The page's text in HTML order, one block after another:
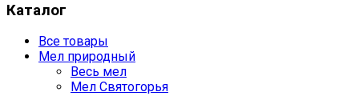
Каталог
Все товары
Мел природный
Весь мел
Мел Святогорья